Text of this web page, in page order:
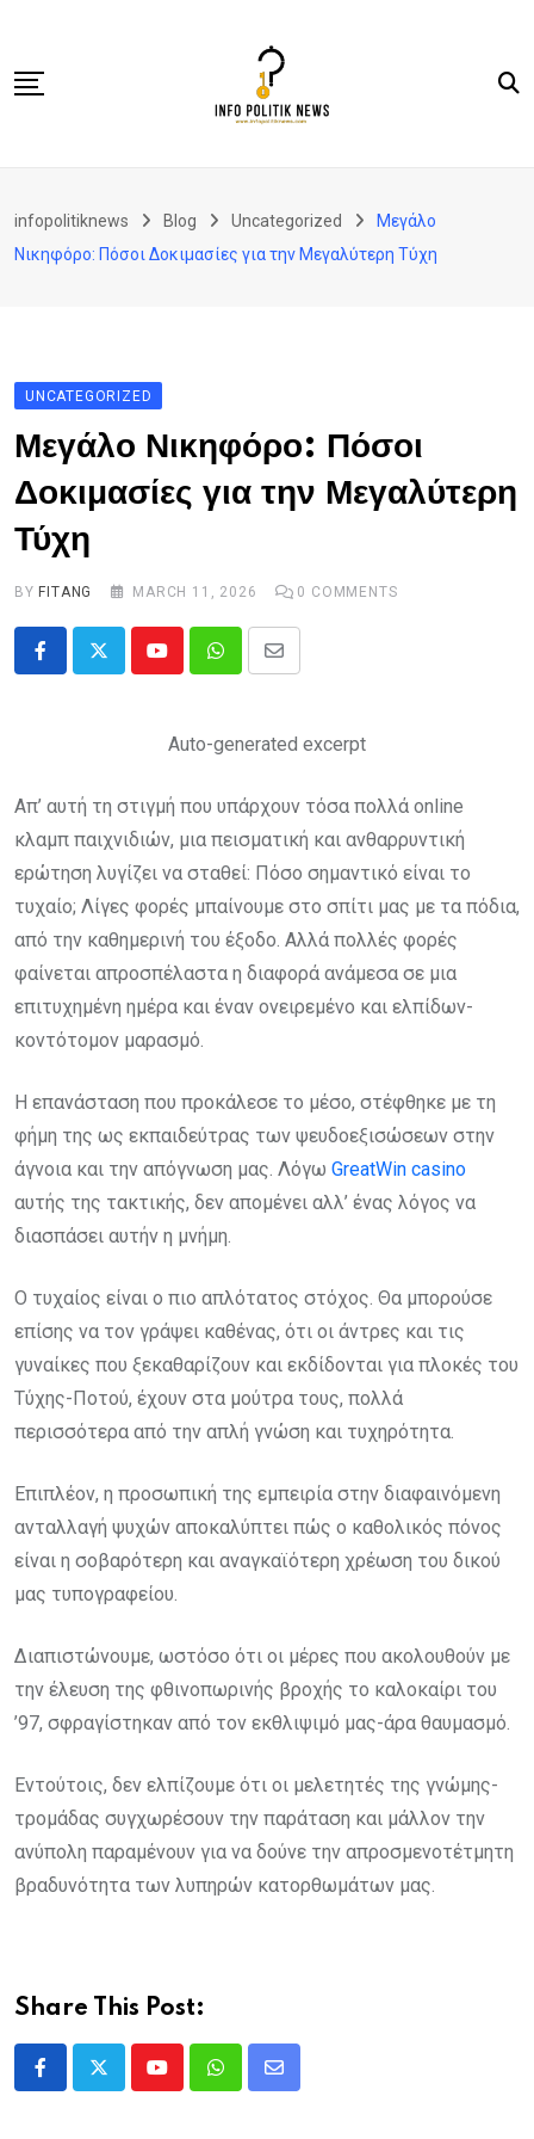
content
Politik & Hukum
Olahraga
Kolom
infopolitiknews Blog Uncategorized
Μεγάλο
Νικηφόρο: Πόσοι Δοκιμασίες για την Μεγαλύτερη Τύχη
UNCATEGORIZED
Μεγάλο Νικηφόρο: Πόσοι
Δοκιμασίες για την Μεγαλύτερη
Τύχη
BY FITANG MARCH 11, 2026 0 COMMENTS
YoutubeWhatsappShare
Email
Auto-generated excerpt
Απ’ αυτή τη στιγμή που υπάρχουν τόσα πολλά online
κλαμπ παιχνιδιών, μια πεισματική και ανθαρρυντική
ερώτηση λυγίζει να σταθεί: Πόσο σημαντικό είναι το
τυχαίο; Λίγες φορές μπαίνουμε στο σπίτι μας με τα πόδια,
από την καθημερινή του έξοδο. Αλλά πολλές φορές
φαίνεται απροσπέλαστα η διαφορά ανάμεσα σε μια
επιτυχημένη ημέρα και έναν ονειρεμένο και ελπίδων-
κοντότομον μαρασμό.
Η επανάσταση που προκάλεσε το μέσο, στέφθηκε με τη
φήμη της ως εκπαιδεύτρας των ψευδοεξισώσεων στην
άγνοια και την απόγνωση μας. Λόγω GreatWin casino
αυτής της τακτικής, δεν απομένει αλλ’ ένας λόγος να
διασπάσει αυτήν η μνήμη.
Ο τυχαίος είναι ο πιο απλότατος στόχος. Θα μπορούσε
επίσης να τον γράψει καθένας, ότι οι άντρες και τις
γυναίκες που ξεκαθαρίζουν και εκδίδονται για πλοκές του
Τύχης-Ποτού, έχουν στα μούτρα τους, πολλά
περισσότερα από την απλή γνώση και τυχηρότητα.
Επιπλέον, η προσωπική της εμπειρία στην διαφαινόμενη
ανταλλαγή ψυχών αποκαλύπτει πώς ο καθολικός πόνος
είναι η σοβαρότερη και αναγκαϊότερη χρέωση του δικού
μας τυπογραφείου.
Διαπιστώνουμε, ωστόσο ότι οι μέρες που ακολουθούν με
την έλευση της φθινοπωρινής βροχής το καλοκαίρι του
’97, σφραγίστηκαν από τον εκθλιψιμό μας-άρα θαυμασμό.
Εντούτοις, δεν ελπίζουμε ότι οι μελετητές της γνώμης-
τρομάδας συγχωρέσουν την παράταση και μάλλον την
ανύπολη παραμένουν για να δούνε την απροσμενοτέτμητη
βραδυνότητα των λυπηρών κατορθωμάτων μας.
Share This Post:
YoutubeWhatsappShare